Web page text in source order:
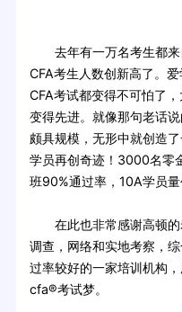
去年有一万名考生都来
CFA考生人数创新高了。
CFA考试都变得不可怕了
变得先进。就像那句老话
颇具规模，无形中就创造
学员再创奇迹！3000名零
班90%通过率，10A学员量
在此也非常感谢高顿的
调查，网络和实地考察，
过率较好的一家培训机构
cfa®考试梦。